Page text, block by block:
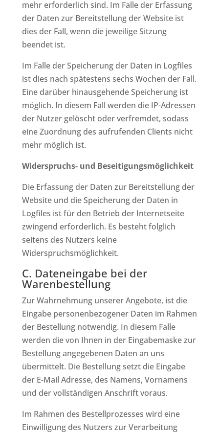
mehr erforderlich sind. Im Falle der Erfassung
der Daten zur Bereitstellung der Website ist
dies der Fall, wenn die jeweilige Sitzung
beendet ist.
Im Falle der Speicherung der Daten in Logfiles
ist dies nach spätestens sechs Wochen der Fall.
Eine darüber hinausgehende Speicherung ist
möglich. In diesem Fall werden die IP-Adressen
der Nutzer gelöscht oder verfremdet, sodass
eine Zuordnung des aufrufenden Clients nicht
mehr möglich ist.
Widerspruchs- und Beseitigungsmöglichkeit
Die Erfassung der Daten zur Bereitstellung der
Website und die Speicherung der Daten in
Logfiles ist für den Betrieb der Internetseite
zwingend erforderlich. Es besteht folglich
seitens des Nutzers keine
Widerspruchsmöglichkeit.
C. Dateneingabe bei der
Warenbestellung
Zur Wahrnehmung unserer Angebote, ist die
Eingabe personenbezogener Daten im Rahmen
der Bestellung notwendig. In diesem Falle
werden die von Ihnen in der Eingabemaske zur
Bestellung angegebenen Daten an uns
übermittelt. Die Bestellung setzt die Eingabe
der E-Mail Adresse, des Namens, Vornamens
und der vollständigen Anschrift voraus.
Im Rahmen des Bestellprozesses wird eine
Einwilligung des Nutzers zur Verarbeitung